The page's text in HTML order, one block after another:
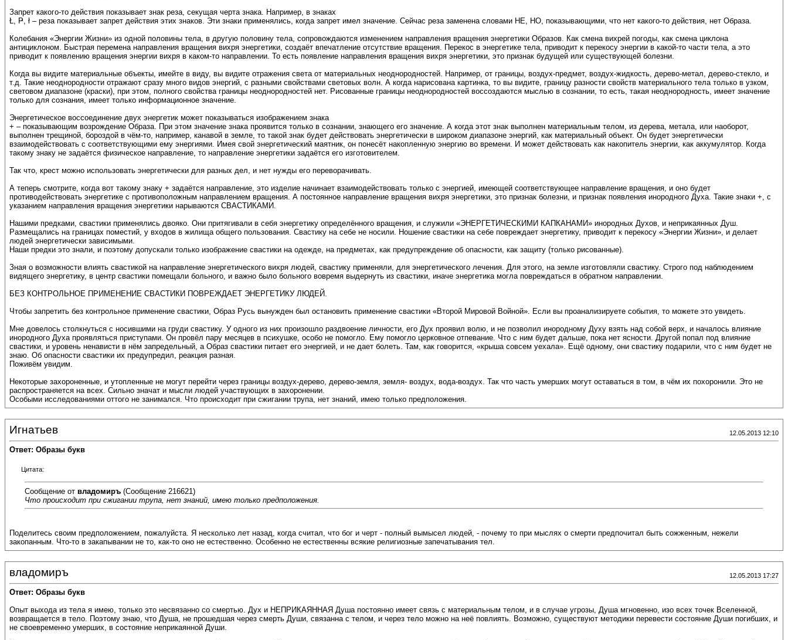
Запрет какого-то действия показывает знак реза, секущая черта знака. Например, в знаках
Ł, Ҏ, ł – реза показывает запрет действия этих знаков. Эти знаки применялись, когда запрет имел значение. Сейчас реза заменена словами НЕ, НО, показывающими, что нет какого-то действия, нет Образа.
Колебания «Энергии Жизни» из одной половины тела, в другую половину тела, сопровождаются изменением направления вращения энергетики Образов. Как смена вихрей погоды, как смена циклона
антициклоном. Быстрая перемена направления вращения вихря энергетики, создаёт впечатление отсутствие вращения. Перекос в энергетике тела, приводит к перекосу энергии в какой-то части тела, а это
приводит к появлению вращения энергии вихря в каком-то направлении. То есть появление направления вращения вихря энергетики, это признак будущей или существующей болезни.
Когда вы видите материальные объекты, имейте в виду, вы видите отражения света от материальных неоднородностей. Например, от границы, воздух-предмет, воздух-жидкость, дерево-метал, дерево-стекло, и
т.д. Такие неоднородности отражают сразу много видов энергий, с разными свойствами световых волн. А когда нарисована картинка, то вы видите, границу разности свойств материального тела только в узком,
световом диапазоне (краски), при этом, полного свойства границы неоднородностей нет. Рисованные границы неоднородностей воссоздаются мыслью в сознании, то есть, такая неоднородность, имеет значение
только для сознания, имеет только информационное значение.
Энергетическое воссоединение двух энергетик может показываться изображением знака
+ – показывающим возрождение Образа. При этом значение знака проявится только в сознании, знающего его значение. А когда этот знак выполнен материальным телом, из дерева, метала, или наоборот,
выполнен трещиной, бороздой в чём-то, например, канавой в земле, то такой знак будет действовать энергетически в широком диапазоне энергий, как материальный объект. Он будет энергетически
взаимодействовать с соответствующими ему энергиями. Имея свой энергетический маятник, он понесёт накопленную энергию во времени. И может действовать как накопитель энергии, как аккумулятор. Когда
такому знаку не задаётся физическое направление, то направление энергетики задаётся его изготовителем.
Так что, крест можно использовать энергетически для разных дел, и нет нужды его переворачивать.
А теперь смотрите, когда вот такому знаку + задаётся направление, это изделие начинает взаимодействовать только с энергией, имеющей соответствующее направление вращения, и оно будет
противодействовать энергетике с противоположным направлением вращения. А постоянное направление вращения вихря энергетики, это признак болезни, и признак появления инородного Духа. Такие знаки +, с
указанием направления вращения энергетики нарываются СВАСТИКАМИ.
Нашими предками, свастики применялись двояко. Они притягивали в себя энергетику определённого вращения, и служили «ЭНЕРГЕТИЧЕСКИМИ КАПКАНАМИ» инородных Духов, и неприкаянных Душ.
Размещались на границах поместий, у входов в жилища общего пользования. Свастику на себе не носили. Ношение свастики на себе повреждает энергетику, приводит к перекосу «Энергии Жизни», и делает
людей энергетически зависимыми.
Наши предки это знали, и поэтому допускали только изображение свастики на одежде, на предметах, как предупреждение об опасности, как защиту (только рисованные).
Зная о возможности влиять свастикой на направление энергетического вихря людей, свастику применяли, для энергетического лечения. Для этого, на земле изготовляли свастику. Строго под наблюдением
видящего энергетику, в центр свастики помещали больного, и важно было больного вовремя выдернуть из свастики, иначе энергетика могла повреждаться в обратном направлении.
БЕЗ КОНТРОЛЬНОЕ ПРИМЕНЕНИЕ СВАСТИКИ ПОВРЕЖДАЕТ ЭНЕРГЕТИКУ ЛЮДЕЙ.
Чтобы запретить без контрольное применение свастики, Образ Русь вынужден был остановить применение свастики «Второй Мировой Войной». Если вы проанализируете события, то можете это увидеть.
Мне довелось столкнуться с носившими на груди свастику. У одного из них произошло раздвоение личности, его Дух проявил волю, и не позволил инородному Духу взять над собой верх, и началось влияние
инородного Духа проявляться приступами. Он провёл пару месяцев в психушке, особо не помогло. Ему помогло церковное отпевание. Что с ним будет дальше, пока нет ясности. Другой попал под влияние
свастики, и уровень ненависти в нём запредельный, а Образ свастики питает его энергией, и не дает болеть. Там, как говорится, «крыша совсем уехала». Ещё одному, они свастику подарили, что с ним будет не
знаю. Об опасности свастики их предупредил, реакция разная.
Поживём увидим.
Некоторые захороненные, и утопленные не могут перейти через границы воздух-дерево, дерево-земля, земля- воздух, вода-воздух. Так что часть умерших могут оставаться в том, в чём их похоронили. Это не
распространяется на всех. Сильно значат и мысли людей участвующих в захоронении.
Особыми исследованиями оттого не занимался. Что происходит при сжигании трупа, нет знаний, имею только предположения.
Игнатьев 12.05.2013 12:10
Ответ: Образы букв
Цитата:
Сообщение от владомиръ (Сообщение 216621)
Что происходит при сжигании трупа, нет знаний, имею только предположения.
Поделитесь своим предположением, пожалуйста. Я несколько лет назад, когда считал, что бог и черт - полный вымысел людей, - почему то при мыслях о смерти предпочитал быть сожженным, нежели
закопанным. Что-то в закапывании не то, как-то оно не естественно. Особенно не естественны всякие религиозные запечатывания тел.
владомиръ 12.05.2013 17:27
Ответ: Образы букв
Опыт выхода из тела я имею, только это несвязанно со смертью. Дух и НЕПРИКАЯННАЯ Душа постоянно имеет связь с материальным телом, и в случае угрозы, Душа мгновенно, изо всех точек Вселенной,
возвращается в тело. Поэтому знаю, что Душа, не прошедшая через смерть Души, связанна с телом, и через тело можно на неё повлиять. Возможно, существуют методики перевести состояние Души погибших, и
не своевременно умерших, в состояние неприкаянной Души.